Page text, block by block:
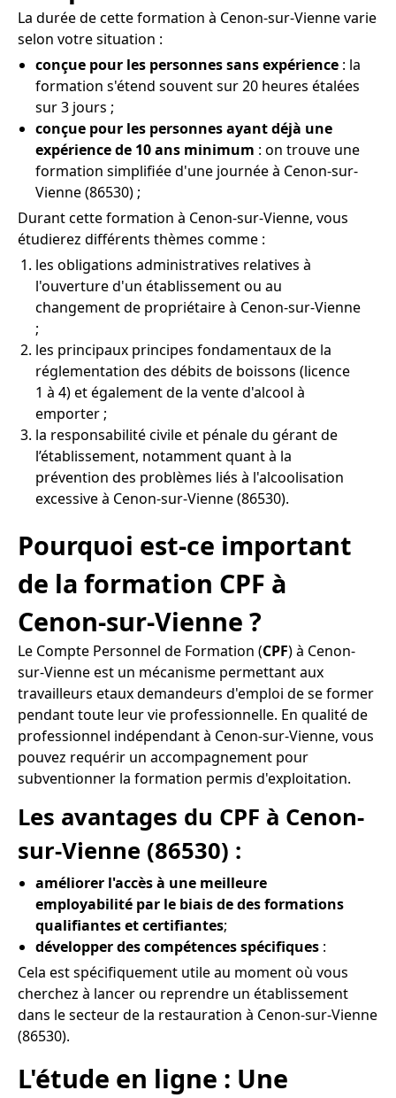
La durée de cette formation à Cenon-sur-Vienne varie
selon votre situation :
conçue pour les personnes sans expérience : la
formation s'étend souvent sur 20 heures étalées
sur 3 jours ;
conçue pour les personnes ayant déjà une
expérience de 10 ans minimum : on trouve une
formation simplifiée d'une journée à Cenon-sur-
Vienne (86530) ;
Durant cette formation à Cenon-sur-Vienne, vous
étudierez différents thèmes comme :
les obligations administratives relatives à
l'ouverture d'un établissement ou au
changement de propriétaire à Cenon-sur-Vienne
;
les principaux principes fondamentaux de la
réglementation des débits de boissons (licence
1 à 4) et également de la vente d'alcool à
emporter ;
la responsabilité civile et pénale du gérant de
l’établissement, notamment quant à la
prévention des problèmes liés à l'alcoolisation
excessive à Cenon-sur-Vienne (86530).
Pourquoi est-ce important
de la formation CPF à
Cenon-sur-Vienne ?
Le Compte Personnel de Formation (CPF) à Cenon-
sur-Vienne est un mécanisme permettant aux
travailleurs etaux demandeurs d'emploi de se former
pendant toute leur vie professionnelle. En qualité de
professionnel indépendant à Cenon-sur-Vienne, vous
pouvez requérir un accompagnement pour
subventionner la formation permis d'exploitation.
Les avantages du CPF à Cenon-
sur-Vienne (86530) :
améliorer l'accès à une meilleure
employabilité par le biais de des formations
qualifiantes et certifiantes;
développer des compétences spécifiques :
Cela est spécifiquement utile au moment où vous
cherchez à lancer ou reprendre un établissement
dans le secteur de la restauration à Cenon-sur-Vienne
(86530).
L'étude en ligne : Une